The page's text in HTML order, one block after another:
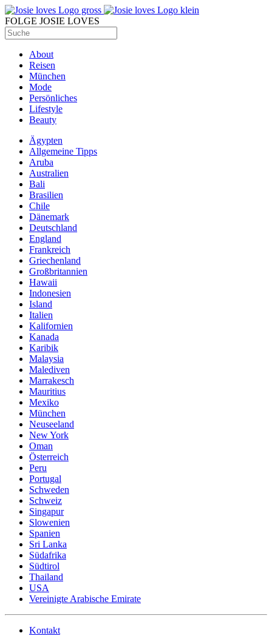
FOLGE JOSIE LOVES
About
Reisen
München
Mode
Persönliches
Lifestyle
Beauty
Ägypten
Allgemeine Tipps
Aruba
Australien
Bali
Brasilien
Chile
Dänemark
Deutschland
England
Frankreich
Griechenland
Großbritannien
Hawaii
Indonesien
Island
Italien
Kalifornien
Kanada
Karibik
Malaysia
Malediven
Marrakesch
Mauritius
Mexiko
München
Neuseeland
New York
Oman
Österreich
Peru
Portugal
Schweden
Schweiz
Singapur
Slowenien
Spanien
Sri Lanka
Südafrika
Südtirol
Thailand
USA
Vereinigte Arabische Emirate
Kontakt